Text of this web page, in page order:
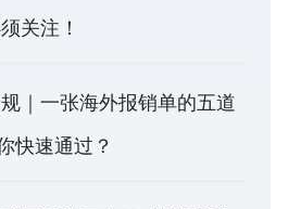
关注！
｜一张海外报销单的五道
快速通过？